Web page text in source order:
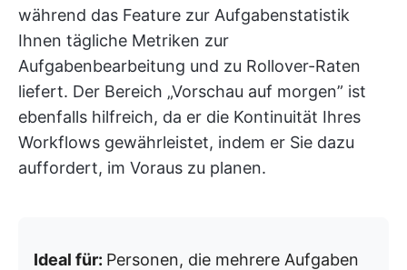
während das Feature zur Aufgabenstatistik
Ihnen tägliche Metriken zur
Aufgabenbearbeitung und zu Rollover-Raten
liefert. Der Bereich „Vorschau auf morgen” ist
ebenfalls hilfreich, da er die Kontinuität Ihres
Workflows gewährleistet, indem er Sie dazu
auffordert, im Voraus zu planen.
Ideal für: Personen, die mehrere Aufgaben